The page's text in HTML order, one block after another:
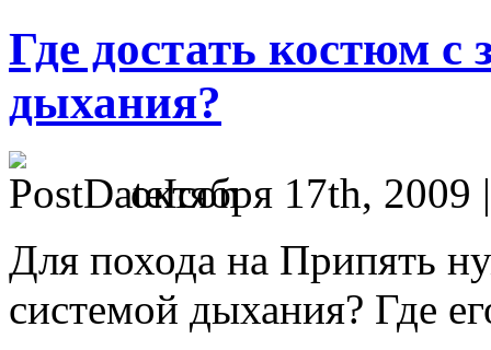
Где достать костюм с
дыхания?
октября 17th, 2009
Для похода на Припять
системой дыхания? Где